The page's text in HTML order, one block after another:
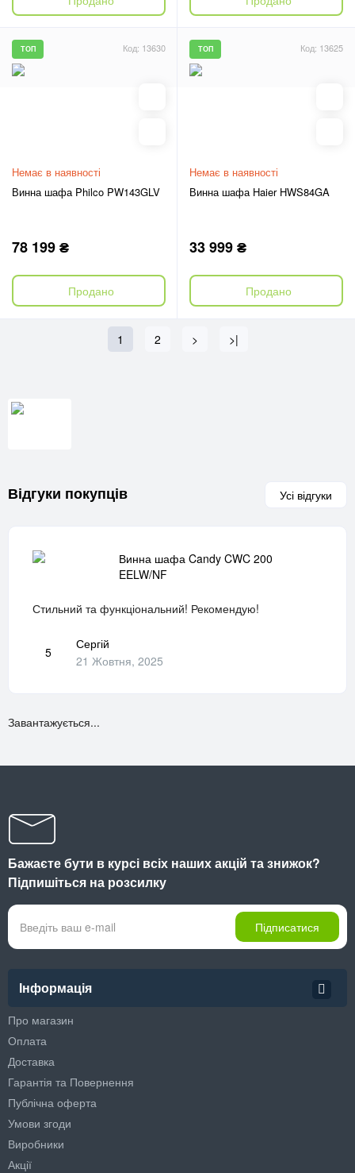
Код: 13630
ТОП
Немає в наявності
Винна шафа Philco PW143GLV
78 199 ₴
Продано
Код: 13625
ТОП
Немає в наявності
Винна шафа Haier HWS84GA
33 999 ₴
Продано
1 2 > >|
Відгуки покупців Усі відгуки
Винна шафа Candy CWC 200
EELW/NF
Стильний та функціональний! Рекомендую!
5
Сергій
21 Жовтня, 2025
Завантажується...
Бажаєте бути в курсі всіх наших акцій та знижок?
Підпишіться на розсилку
Підписатися
Інформація
Про магазин
Оплата
Доставка
Гарантія та Повернення
Публічна оферта
Умови згоди
Виробники
Акції